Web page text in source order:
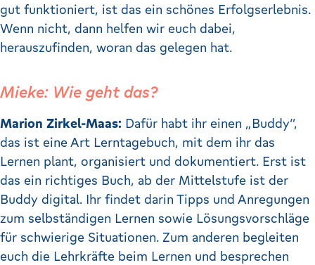
gut funktioniert, ist das ein schönes Erfolgserlebnis.
Wenn nicht, dann helfen wir euch dabei,
herauszufinden, woran das gelegen hat.
Mieke: Wie geht das?
Marion Zirkel-Maas: Dafür habt ihr einen „Buddy“,
das ist eine Art Lerntagebuch, mit dem ihr das
Lernen plant, organisiert und dokumentiert. Erst ist
das ein richtiges Buch, ab der Mittelstufe ist der
Buddy digital. Ihr findet darin Tipps und Anregungen
zum selbständigen Lernen sowie Lösungsvorschläge
für schwierige Situationen. Zum anderen begleiten
euch die Lehrkräfte beim Lernen und besprechen